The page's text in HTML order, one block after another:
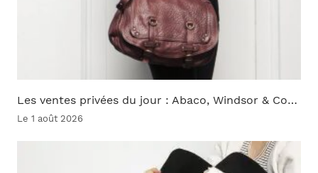
Les ventes privées du jour : Abaco, Windsor & Co…
Le 1 août 2026